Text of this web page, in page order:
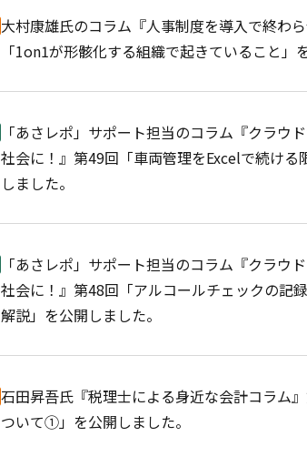
大村康雄氏のコラム『人事制度を導入で終わ
「1on1が形骸化する組織で起きていること」
「あさレポ」サポート担当のコラム『クラウ
社会に！』第49回「車両管理をExcelで続け
しました。
「あさレポ」サポート担当のコラム『クラウ
社会に！』第48回「アルコールチェックの記
解説」を公開しました。
石田昇吾氏『税理士による身近な会計コラム
ついて①」を公開しました。